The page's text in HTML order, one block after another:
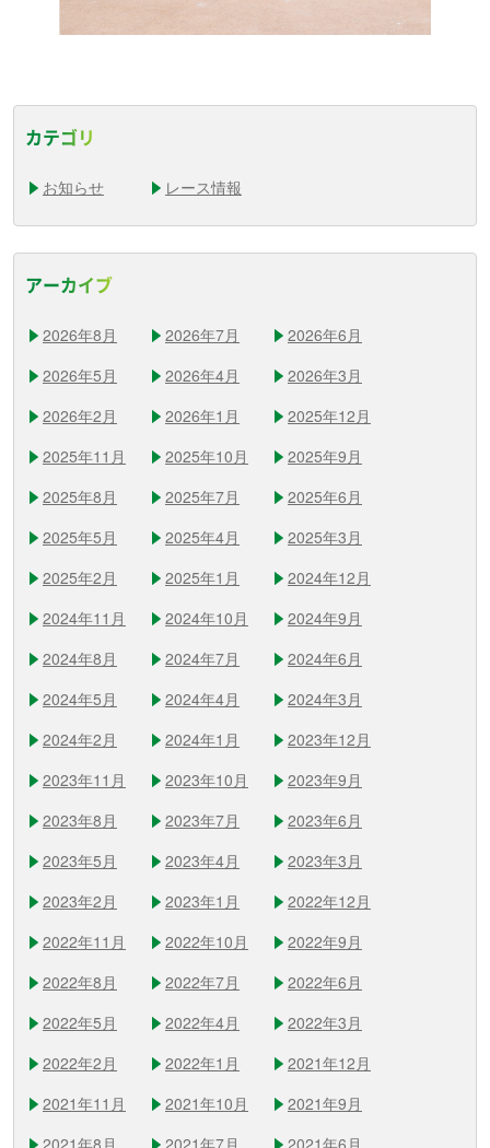
カテゴリ
お知らせ レース情報
アーカイブ
2026年8月 2026年7月
2026年6月
2026年5月
2026年4月
2026年3月
2026年2月
2026年1月
2025年12月
2025年11月
2025年10月
2025年9月
2025年8月
2025年7月
2025年6月
2025年5月
2025年4月
2025年3月
2025年2月
2025年1月
2024年12月
2024年11月
2024年10月
2024年9月
2024年8月
2024年7月
2024年6月
2024年5月
2024年4月
2024年3月
2024年2月
2024年1月
2023年12月
2023年11月
2023年10月
2023年9月
2023年8月
2023年7月
2023年6月
2023年5月
2023年4月
2023年3月
2023年2月
2023年1月
2022年12月
2022年11月
2022年10月
2022年9月
2022年8月
2022年7月
2022年6月
2022年5月
2022年4月
2022年3月
2022年2月
2022年1月
2021年12月
2021年11月
2021年10月
2021年9月